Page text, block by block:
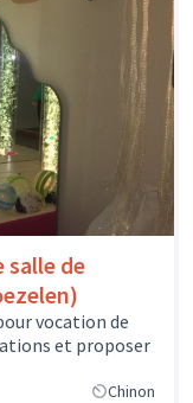
de
vocation de
et proposer
Chinon